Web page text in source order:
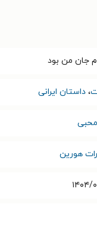
جان من بود
، داستان ایرانی
هورین
۰۴/۰۳